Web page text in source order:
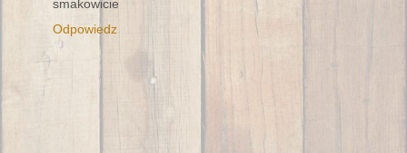
smakowicie
Odpowiedz